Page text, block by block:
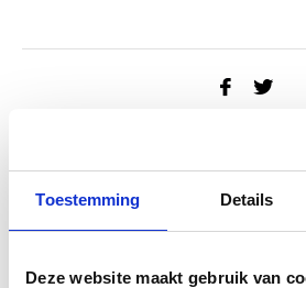
Toestemming Details
Deze website maakt gebruik van